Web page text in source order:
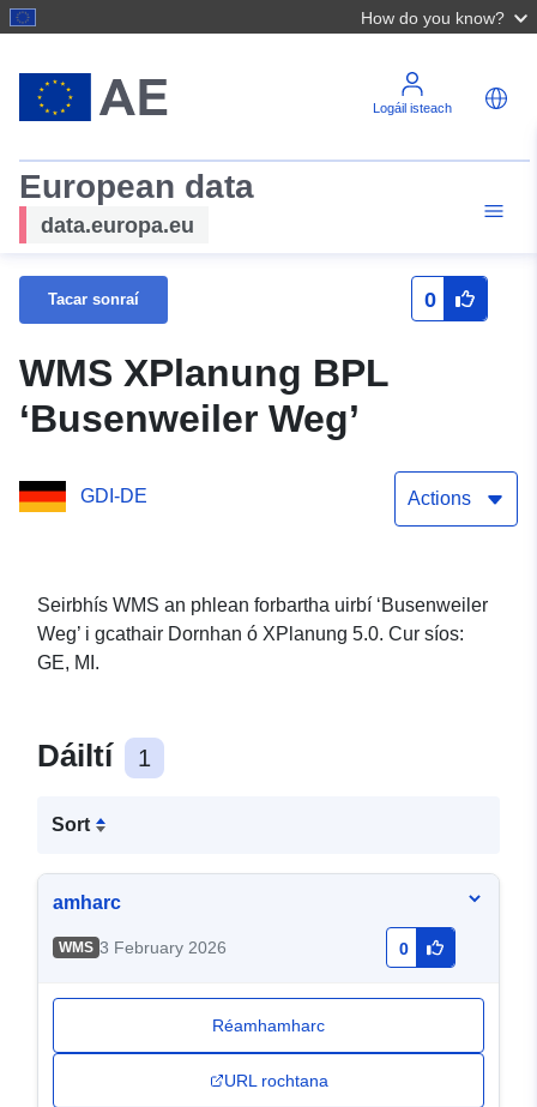
How do you know?
Logáil isteach
European data
data.europa.eu
Tacar sonraí 0
WMS XPlanung BPL
‘Busenweiler Weg’
GDI-DE Actions
Seirbhís WMS an phlean forbartha uirbí ‘Busenweiler
Weg’ i gcathair Dornhan ó XPlanung 5.0. Cur síos:
GE, MI.
Dáiltí 1
Sort
amharc
WMS 3 February 2026 0
Réamhamharc
URL rochtana